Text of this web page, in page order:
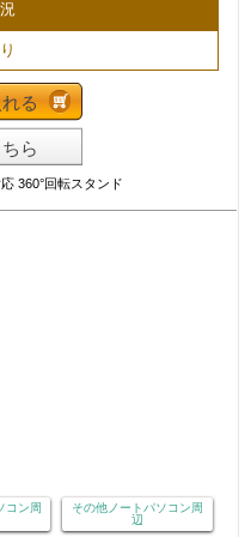
る
ら
360°回転スタンド
コン周
その他ノートパソコン周
辺